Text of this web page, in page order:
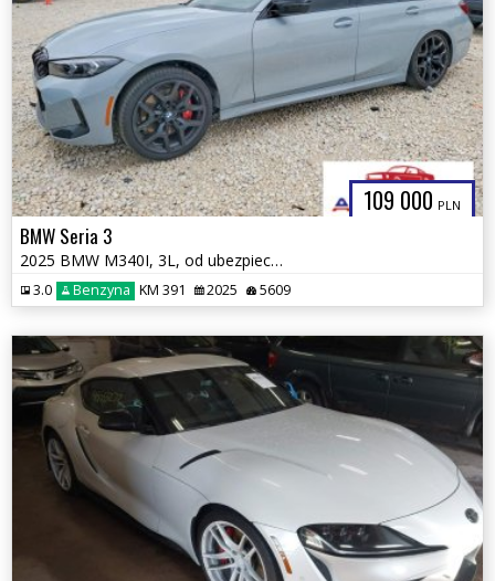
109 000 PLN
BMW Seria 3
2025 BMW M340I, 3L, od ubezpieczalni
3.0 Benzyna KM 391 2025 5609